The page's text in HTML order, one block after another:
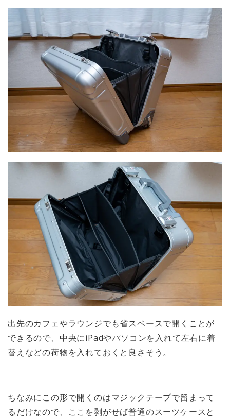
出先のカフェやラウンジでも省スペースで開くことが
できるので、中央にiPadやパソコンを入れて左右に着
替えなどの荷物を入れておくと良さそう。
ちなみにこの形で開くのはマジックテープで留まって
るだけなので、ここを剥がせば普通のスーツケースと